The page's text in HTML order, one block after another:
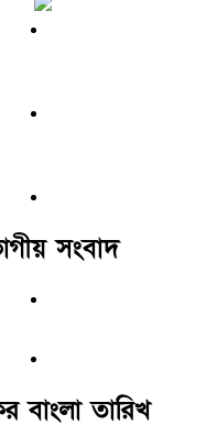
সংবাদ
বাংলা তারিখ